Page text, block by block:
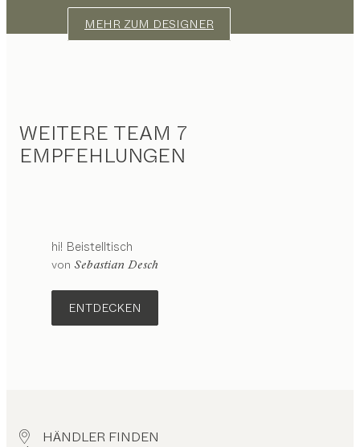
MEHR ZUM DESIGNER
WEITERE TEAM 7
EMPFEHLUNGEN
hi! Beistelltisch
von Sebastian Desch
ENTDECKEN
HÄNDLER FINDEN